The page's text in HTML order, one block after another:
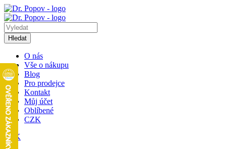
Hledat
O nás
Vše o nákupu
Blog
Pro prodejce
Kontakt
Můj účet
Oblíbené
CZK
CZK